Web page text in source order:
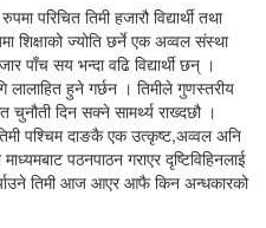
परिचित तिमी हजारौ विद्यार्थी तथा
शिक्षाको ज्योति छर्ने एक अव्वल संस्था
पाँच सय भन्दा वढि विद्यार्थी छन् ।
लालाहित हुने गर्छन । तिमीले गुणस्तरीय
चुनौती दिन सक्ने सामर्थ्य राख्दछौ ।
पश्चिम दाङकै एक उत्कृष्ट,अव्वल अनि
पठनपाठन गराएर दृष्टिविहिनलाई
तिमी आज आएर आफै किन अन्धकारको